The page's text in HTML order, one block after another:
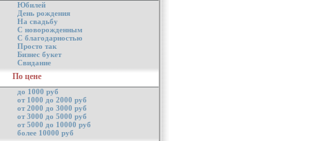
Юбилей
День рождения
На свадьбу
С новорожденным
С благодарностью
Просто так
Бизнес букет
Свидание
По цене
до 1000 руб
от 1000 до 2000 руб
от 2000 до 3000 руб
от 3000 до 5000 руб
от 5000 до 10000 руб
более 10000 руб